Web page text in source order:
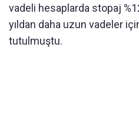
vadeli hesaplarda stopaj
yıldan daha uzun vadeler
tutulmuştu.